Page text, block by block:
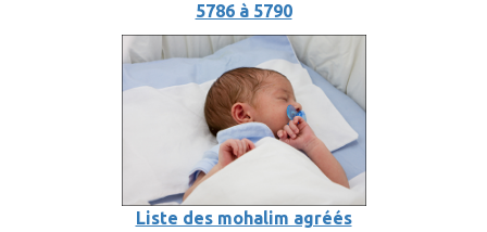
5786 à 5790
Liste des mohalim agréés